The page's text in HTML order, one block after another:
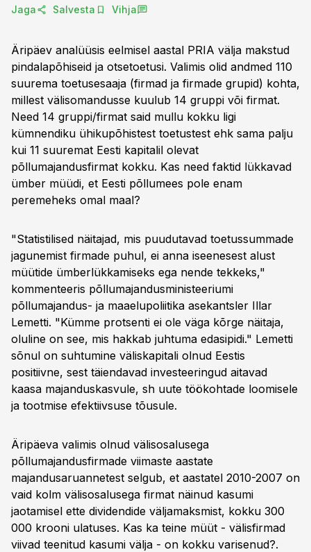
Jaga Salvesta Vihja
Äripäev analüüsis eelmisel aastal PRIA välja makstud
pindalapõhiseid ja otsetoetusi. Valimis olid andmed 110
suurema toetusesaaja (firmad ja firmade grupid) kohta,
millest välisomandusse kuulub 14 gruppi või firmat.
Need 14 gruppi/firmat said mullu kokku ligi
kümnendiku ühikupõhistest toetustest ehk sama palju
kui 11 suuremat Eesti kapitalil olevat
põllumajandusfirmat kokku. Kas need faktid lükkavad
ümber müüdi, et Eesti põllumees pole enam
peremeheks omal maal?
"Statistilised näitajad, mis puudutavad toetussummade
jagunemist firmade puhul, ei anna iseenesest alust
müütide ümberlükkamiseks ega nende tekkeks,"
kommenteeris põllumajandusministeeriumi
põllumajandus- ja maaelupoliitika asekantsler Illar
Lemetti. "Kümme protsenti ei ole väga kõrge näitaja,
oluline on see, mis hakkab juhtuma edasipidi." Lemetti
sõnul on suhtumine väliskapitali olnud Eestis
positiivne, sest täiendavad investeeringud aitavad
kaasa majanduskasvule, sh uute töökohtade loomisele
ja tootmise efektiivsuse tõusule.
Äripäeva valimis olnud välisosalusega
põllumajandusfirmade viimaste aastate
majandusaruannetest selgub, et aastatel 2010-2007 on
vaid kolm välisosalusega firmat näinud kasumi
jaotamisel ette dividendide väljamaksmist, kokku 300
000 krooni ulatuses. Kas ka teine müüt - välisfirmad
viivad teenitud kasumi välja - on kokku varisenud?.